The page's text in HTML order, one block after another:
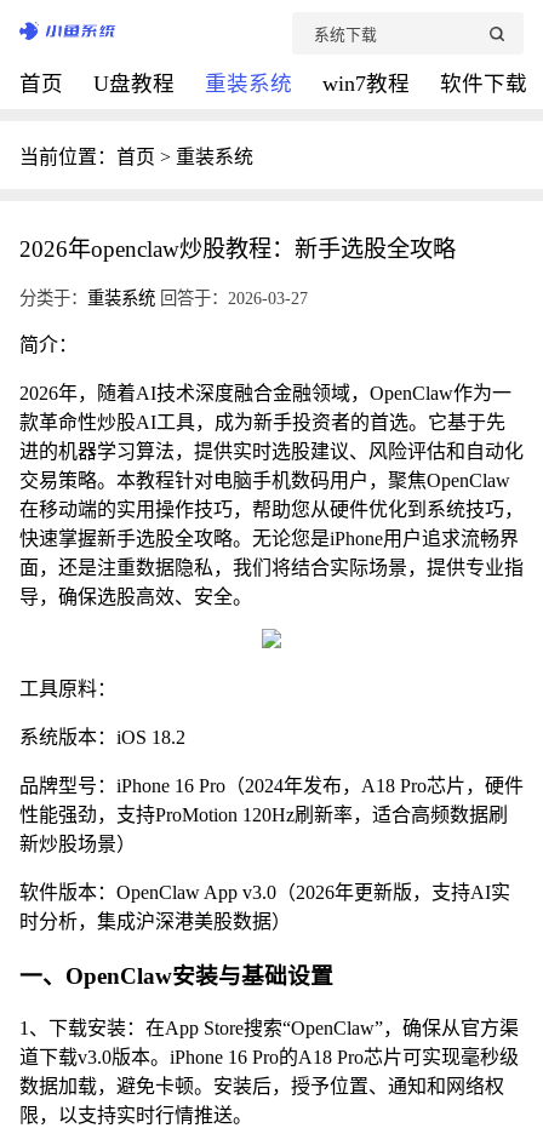
首页 U盘教程 重装系统 win7教程 软件下载
当前位置： 首页 > 重装系统
2026年openclaw炒股教程：新手选股全攻略
分类于： 重装系统 回答于：2026-03-27
简介：
2026年，随着AI技术深度融合金融领域，OpenClaw作为一
款革命性炒股AI工具，成为新手投资者的首选。它基于先
进的机器学习算法，提供实时选股建议、风险评估和自动化
交易策略。本教程针对电脑手机数码用户，聚焦OpenClaw
在移动端的实用操作技巧，帮助您从硬件优化到系统技巧，
快速掌握新手选股全攻略。无论您是iPhone用户追求流畅界
面，还是注重数据隐私，我们将结合实际场景，提供专业指
导，确保选股高效、安全。
工具原料：
系统版本：iOS 18.2
品牌型号：iPhone 16 Pro（2024年发布，A18 Pro芯片，硬件
性能强劲，支持ProMotion 120Hz刷新率，适合高频数据刷
新炒股场景）
软件版本：OpenClaw App v3.0（2026年更新版，支持AI实
时分析，集成沪深港美股数据）
一、OpenClaw安装与基础设置
1、下载安装：在App Store搜索“OpenClaw”，确保从官方渠
道下载v3.0版本。iPhone 16 Pro的A18 Pro芯片可实现毫秒级
数据加载，避免卡顿。安装后，授予位置、通知和网络权
限，以支持实时行情推送。